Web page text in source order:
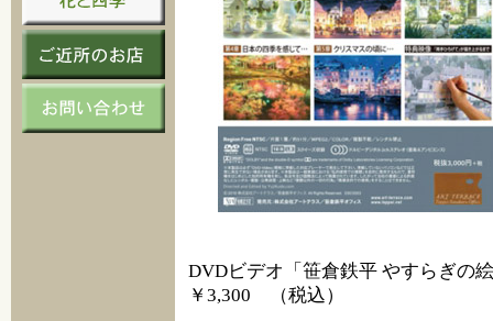
DVDビデオ「笹倉鉄平 やすらぎの
￥3,300 （税込）